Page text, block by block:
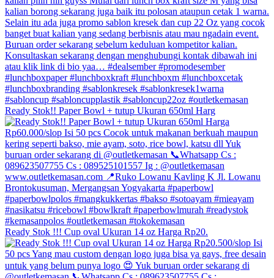
Ready Stok!! Paper Bowl + tutup Ukuran 650ml Harg
Ready Stok !!! Cup oval Ukuran 14 oz Harga Rp20.